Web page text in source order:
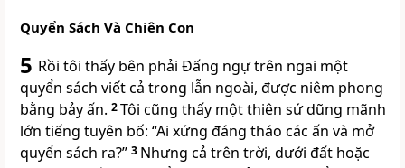
Quyển Sách Và Chiên Con
5 Rồi tôi thấy bên phải Đấng ngự trên ngai một
quyển sách viết cả trong lẫn ngoài, được niêm phong
bằng bảy ấn. 2Tôi cũng thấy một thiên sứ dũng mãnh
lớn tiếng tuyên bố: “Ai xứng đáng tháo các ấn và mở
quyển sách ra?” 3 Nhưng cả trên trời, dưới đất hoặc